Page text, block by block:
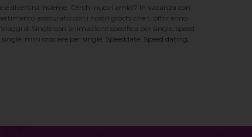
e divertirsi insieme. Cerchi nuovi amici? In vacanza con
assicurato con i nostri giochi che ti offriranno
di Single con animazione specifica per single, speed
mini crociere per single, Speeddate, Speed dating,